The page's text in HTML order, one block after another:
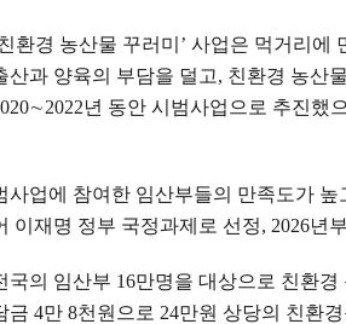
환경 농산물 꾸러미 ’ 사업은 먹거리에
산과 양육의 부담을 덜고, 친환경 농산
∼2022년 동안 시범사업으로 추진했
사업에 참여한 임산부들의 만족도가 높
이재명 정부 국정과제로 선정, 2026년
국의 임산부 16만명을 대상으로 친환
금 4만 8천원으로 24만원 상당의 친환